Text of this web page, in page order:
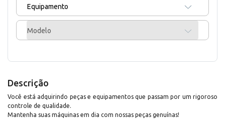
Equipamento
Modelo
Descrição
Você está adquirindo peças e equipamentos que passam por um rigoroso
controle de qualidade.
Mantenha suas máquinas em dia com nossas peças genuínas!